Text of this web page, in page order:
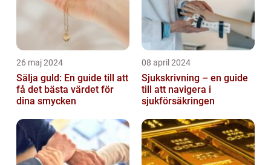
26 maj 2024
Sälja guld: En guide till att
få det bästa värdet för
dina smycken
08 april 2024
Sjukskrivning – en guide
till att navigera i
sjukförsäkringen